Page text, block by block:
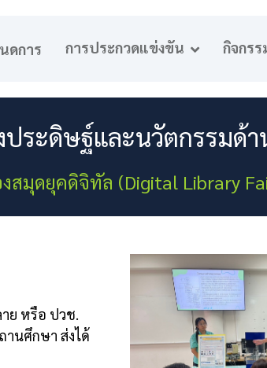
ดการ การประกวดแข่งขัน กิจกรร
ระดิษฐ์และนวัตกรรมด้า
สมุดยุคดิจิทัล (Digital Library
ย หรือ ปวช.
านศึกษา ส่งได้